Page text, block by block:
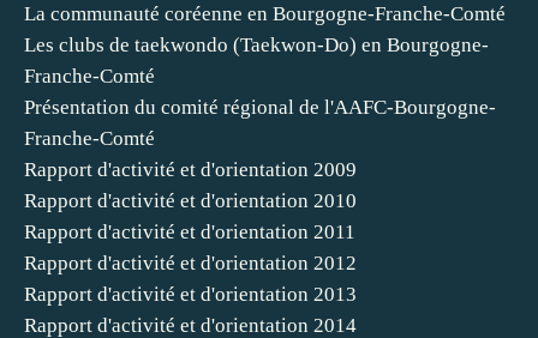
La communauté coréenne en Bourgogne-Franche-Comté
Les clubs de taekwondo (Taekwon-Do) en Bourgogne-
Franche-Comté
Présentation du comité régional de l'AAFC-Bourgogne-
Franche-Comté
Rapport d'activité et d'orientation 2009
Rapport d'activité et d'orientation 2010
Rapport d'activité et d'orientation 2011
Rapport d'activité et d'orientation 2012
Rapport d'activité et d'orientation 2013
Rapport d'activité et d'orientation 2014